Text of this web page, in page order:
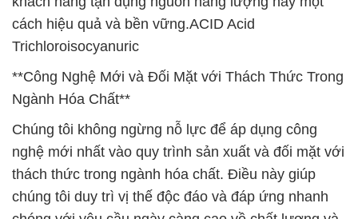
cách hiệu quả và bền vững.ACID Acid
Trichloroisocyanuric
**Công Nghệ Mới và Đối Mặt với Thách Thức Trong
Ngành Hóa Chất**
Chúng tôi không ngừng nỗ lực để áp dụng công
nghệ mới nhất vào quy trình sản xuất và đối mặt với
thách thức trong ngành hóa chất. Điều này giúp
chúng tôi duy trì vị thế độc đáo và đáp ứng nhanh